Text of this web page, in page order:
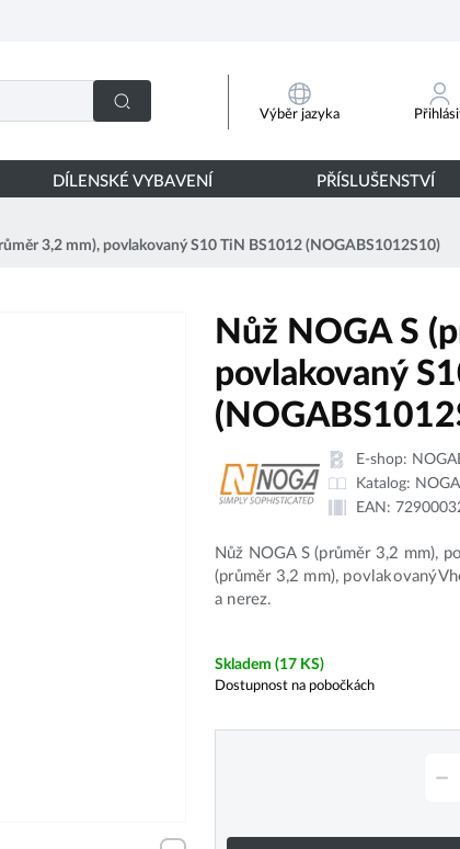
Výběr jazyka
DÍLENSKÉ VYBAVENÍ PŘÍSLUŠENSTVÍ
3,2 mm), povlakovaný S10 TiN BS1012 (NOGABS1012S10)
Nůž NOGA S
povlakovaný
E-shop:
Katalog:
EAN:
Nůž NOGA S (průměr 3,2 mm),
(průměr 3,2 mm),
a nerez.
Skladem (17 KS)
Dostupnost na pobočkách
–